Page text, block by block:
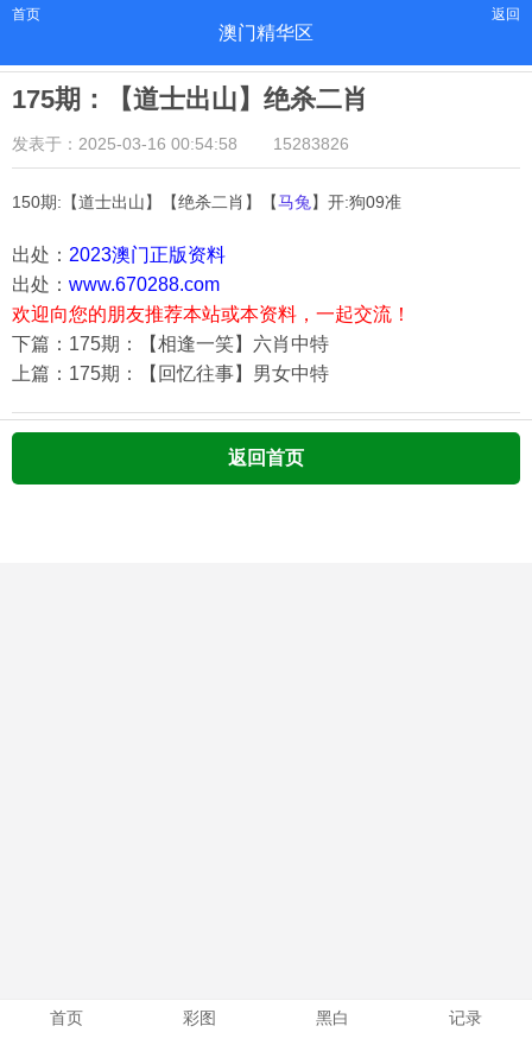
首页
澳门精华区
返回
175期：【道士出山】绝杀二肖
发表于：2025-03-16 00:54:58 15283826
150期:【道士出山】【绝杀二肖】【马兔 】开:狗09准
出处： 2023澳门正版资料
出处： www.670288.com
欢迎向您的朋友推荐本站或本资料，一起交流！
下篇：175期：【相逢一笑】六肖中特
上篇：175期：【回忆往事】男女中特
返回首页
首页 彩图 黑白 记录